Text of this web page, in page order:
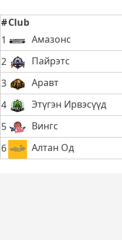
#Club
1
Амазонс
2
Пайрэтс
3
Аравт
4
Этүгэн Ирвэсүүд
5
Вингс
6
Алтан Од